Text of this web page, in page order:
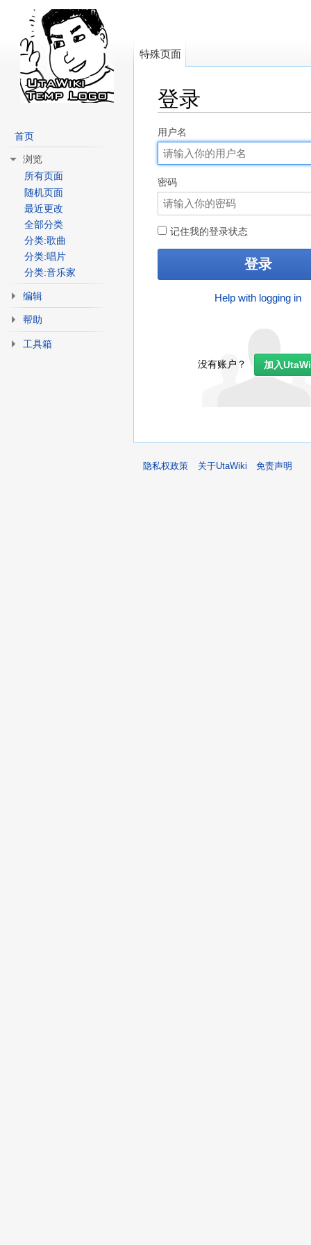
登录
用户名
密码
记住我的登录状态
Help with logging in
没有账户？ 加入
特殊页面
首页
浏览
所有页面
随机页面
最近更改
全部分类
分类:歌曲
分类:唱片
分类:音乐家
编辑
帮助
工具箱
隐私权政策 关于UtaWiki 免责声明